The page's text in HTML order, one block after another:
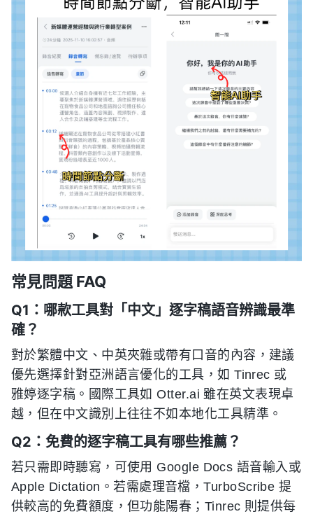
常見問題 FAQ
Q1：哪款工具對「中文」逐字稿語音辨識最準
確？
對於繁體中文、中英夾雜或帶有口音的內容，建議
優先選擇針對亞洲語言優化的工具，如 Tinrec 或
雅婷逐字稿。國際工具如 Otter.ai 雖在英文表現卓
越，但在中文識別上往往不如本地化工具精準。
Q2：免費的逐字稿工具有哪些推薦？
若只需即時聽寫，可使用 Google Docs 語音輸入或
Apple Dictation。若需處理音檔，TurboScribe 提
供較高的免費額度，但功能陽春；Tinrec 則提供每